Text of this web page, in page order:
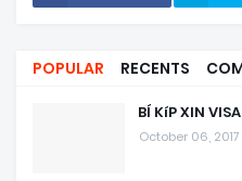
POPULAR RECENTS
BÍ KíP XIN
October 06, 2017